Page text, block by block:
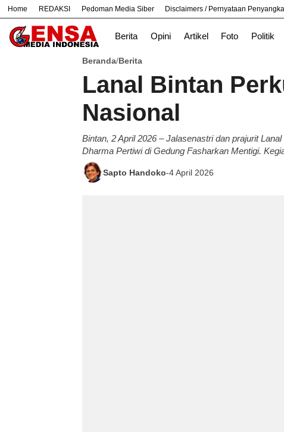
Home REDAKSI Pedoman Media Siber Disclaimers / Pernyataan
Berita Opini Artikel Foto Politik
# Bekasi Cara Ekonomi Nasional
Beranda/Berita
Lanal Bintan
Nasional
Bintan, 2 April 2026 – Jalasenastri dan prajurit
Dharma Pertiwi di Gedung Fasharkan Mentigi.
Sapto Handoko-4 April 2026